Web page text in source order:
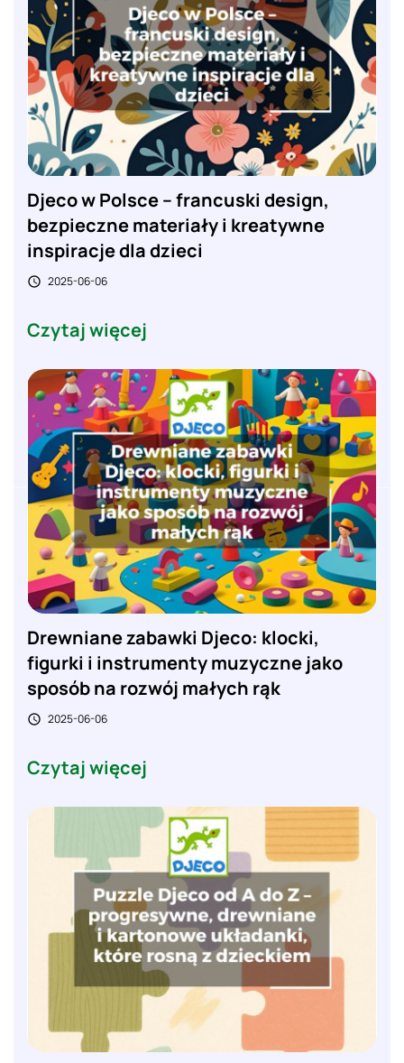
Djeco w Polsce – francuski design,
bezpieczne materiały i kreatywne
inspiracje dla dzieci
 2025-06-06
Czytaj więcej
Drewniane zabawki Djeco: klocki,
figurki i instrumenty muzyczne jako
sposób na rozwój małych rąk
 2025-06-06
Czytaj więcej